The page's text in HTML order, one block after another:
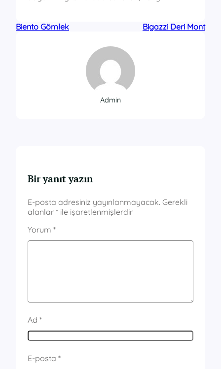
Biento Gömlek Bigazzi Deri Mont
Admin
Bir yanıt yazın
E-posta adresiniz yayınlanmayacak. Gerekli
alanlar * ile işaretlenmişlerdir
Yorum *
Ad *
E-posta *